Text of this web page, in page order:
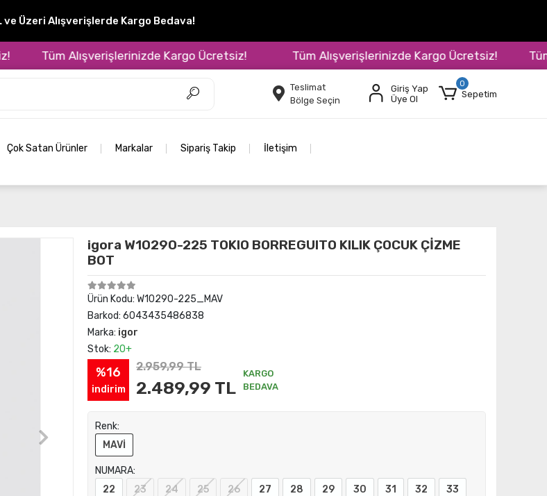
ve Üzeri Alışverişlerde Kargo Bedava!
Tüm Alışverişlerinizde Kargo Ücretsiz! Tüm Alışverişlerinizde Kargo Ücretsiz! Tüm
Teslimat
Bölge Seçin
Giriş Yap
Üye Ol
0
Sepetim
Çok Satan Ürünler Markalar Sipariş Takip İletişim
igora W10290-225 TOKIO BORREGUITO KILIK ÇOCUK ÇİZME
BOT
Ürün Kodu: W10290-225_MAV
Barkod: 6043435486838
Marka: igor
Stok: 20+
%16
indirim
2.959,99 TL
2.489,99 TL
KARGO
BEDAVA
Renk:
MAVİ
NUMARA:
22
23 24 25 26 27 28 29 30 31 32
33